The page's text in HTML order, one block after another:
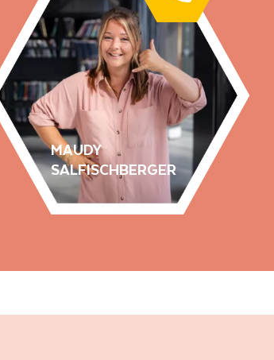
MAUDY
SALFISCHBERGER